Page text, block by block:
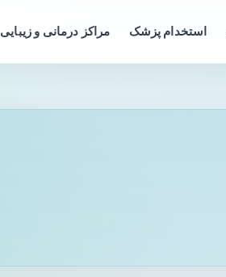
استخدام پزشک مراکز درمانی و زیبایی